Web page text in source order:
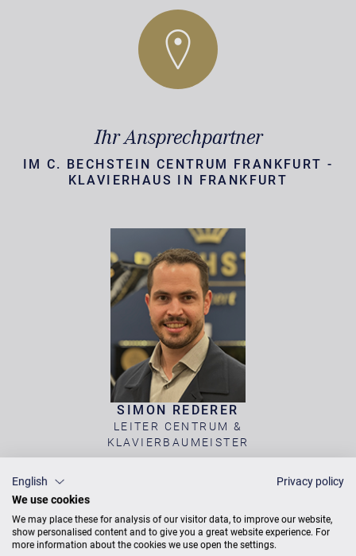
Ihr Ansprechpartner
IM C. BECHSTEIN CENTRUM FRANKFURT -
KLAVIERHAUS IN FRANKFURT
SIMON REDERER
LEITER CENTRUM &
KLAVIERBAUMEISTER
English
Privacy policy
We use cookies
We may place these for analysis of our visitor data, to improve our website,
show personalised content and to give you a great website experience. For
more information about the cookies we use open the settings.